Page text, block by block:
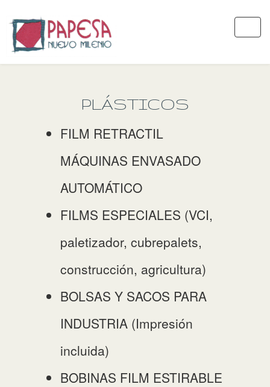
PLÁSTICOS
FILM RETRACTIL
MÁQUINAS ENVASADO
AUTOMÁTICO
FILMS ESPECIALES (VCI,
paletizador, cubrepalets,
construcción, agricultura)
BOLSAS Y SACOS PARA
INDUSTRIA (Impresión
incluida)
BOBINAS FILM ESTIRABLE